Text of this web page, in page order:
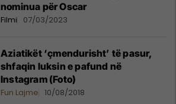
nominua për Oscar
Filmi 07/03/2023
Aziatikët ‘çmendurisht’ të pasur,
shfaqin luksin e pafund në
Instagram (Foto)
Fun Lajme 10/08/2018